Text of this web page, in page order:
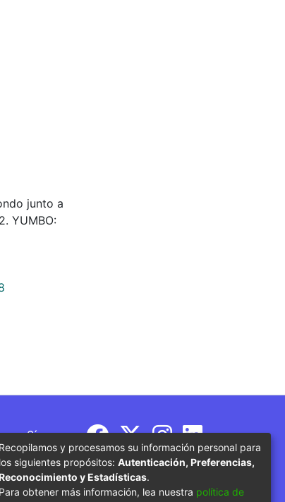
junto a
YUMBO:
Síguenos
Recopilamos y procesamos su información personal para
los siguientes propósitos: Autenticación, Preferencias,
y Estadísticas.
Para obtener más información, lea nuestra política de